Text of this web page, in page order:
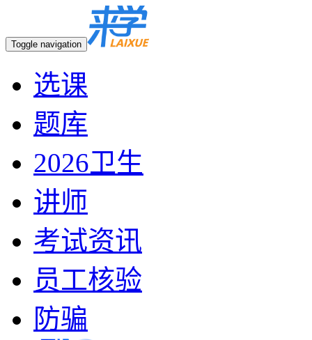
Toggle navigation
选课
题库
2026卫生
讲师
考试资讯
员工核验
防骗